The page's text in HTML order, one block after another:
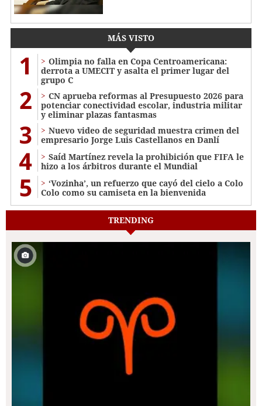
MÁS VISTO
1
Olimpia no falla en Copa Centroamericana:
derrota a UMECIT y asalta el primer lugar del
grupo C
2
CN aprueba reformas al Presupuesto 2026 para
potenciar conectividad escolar, industria militar
y eliminar plazas fantasmas
3
Nuevo video de seguridad muestra crimen del
empresario Jorge Luis Castellanos en Danlí
4
Saíd Martínez revela la prohibición que FIFA le
hizo a los árbitros durante el Mundial
5
‘Vozinha’, un refuerzo que cayó del cielo a Colo
Colo como su camiseta en la bienvenida
TRENDING